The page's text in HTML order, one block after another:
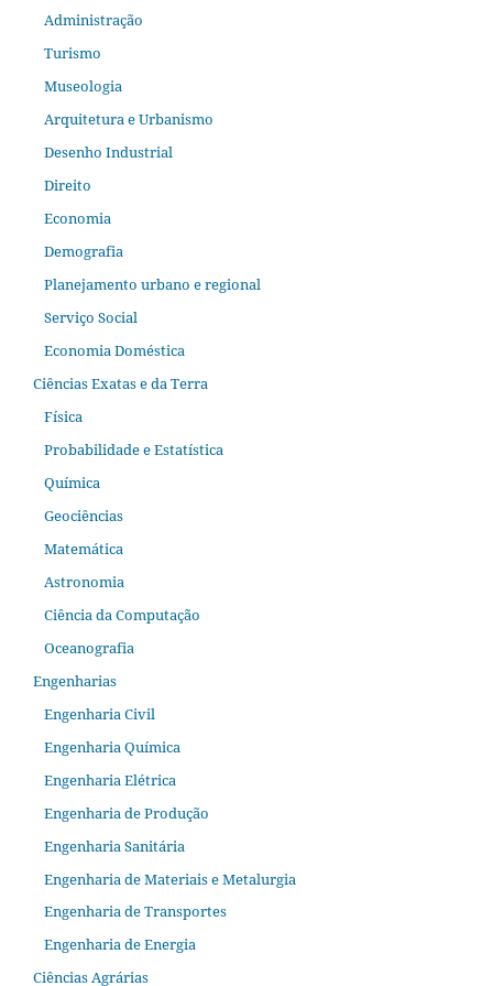
Administração
Turismo
Museologia
Arquitetura e Urbanismo
Desenho Industrial
Direito
Economia
Demografia
Planejamento urbano e regional
Serviço Social
Economia Doméstica
Ciências Exatas e da Terra
Física
Probabilidade e Estatística
Química
Geociências
Matemática
Astronomia
Ciência da Computação
Oceanografia
Engenharias
Engenharia Civil
Engenharia Química
Engenharia Elétrica
Engenharia de Produção
Engenharia Sanitária
Engenharia de Materiais e Metalurgia
Engenharia de Transportes
Engenharia de Energia
Ciências Agrárias